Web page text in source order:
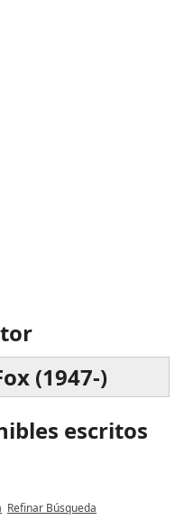
(1947-)
escritos
Refinar Búsqueda